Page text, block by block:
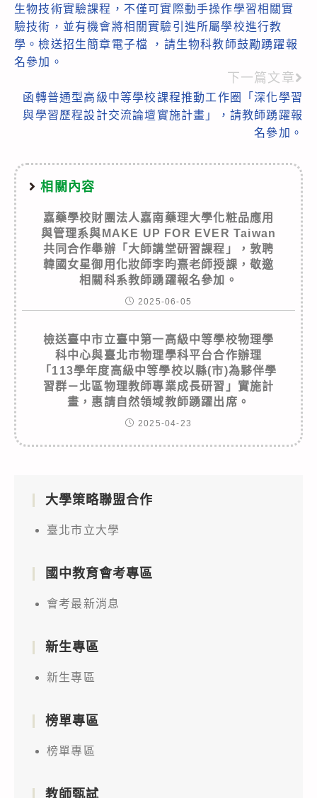
生物技術實驗課程，不僅可實際動手操作學習相關實
驗技術，並有機會將相關實驗引進所屬學校進行教
學。檢送招生簡章電子檔 ，請生物科教師鼓勵踴躍報
名參加。
下一篇文章
函轉普通型高級中等學校課程推動工作圈「深化學習
與學習歷程設計交流論壇實施計畫」，請教師踴躍報
名參加。
相關內容
嘉藥學校財團法人嘉南藥理大學化粧品應用
與管理系與MAKE UP FOR EVER Taiwan
共同合作舉辦「大師講堂研習課程」，敦聘
韓國女星御用化妝師李昀熹老師授課，敬邀
相關科系教師踴躍報名參加。
2025-06-05
檢送臺中市立臺中第一高級中等學校物理學
科中心與臺北市物理學科平台合作辦理
「113學年度高級中等學校以縣(市)為夥伴學
習群－北區物理教師專業成長研習」實施計
畫，惠請自然領域教師踴躍出席。
2025-04-23
大學策略聯盟合作
臺北市立大學
國中教育會考專區
會考最新消息
新生專區
新生專區
榜單專區
榜單專區
教師甄試